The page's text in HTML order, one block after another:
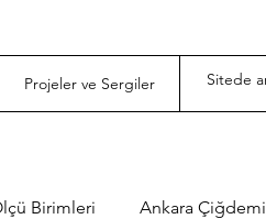
Projeler ve Sergiler
Birimleri Ankara Çiğdemi